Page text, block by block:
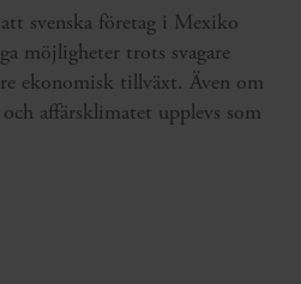
svenska företag i Mexiko
möjligheter trots svagare
ekonomisk tillväxt. Även om
affärsklimatet upplevs som